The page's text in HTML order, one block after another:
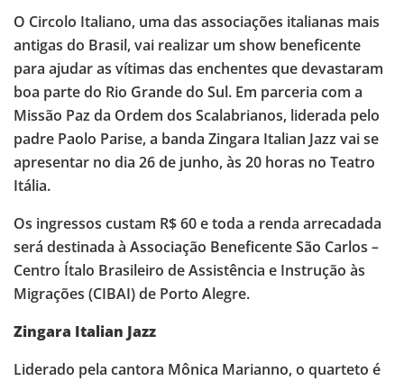
O Circolo Italiano, uma das associações italianas mais
antigas do Brasil, vai realizar um show beneficente
para ajudar as vítimas das enchentes que devastaram
boa parte do Rio Grande do Sul. Em parceria com a
Missão Paz da Ordem dos Scalabrianos, liderada pelo
padre Paolo Parise, a banda Zingara Italian Jazz vai se
apresentar no dia 26 de junho, às 20 horas no Teatro
Itália.
Os ingressos custam R$ 60 e toda a renda arrecadada
será destinada à Associação Beneficente São Carlos –
Centro Ítalo Brasileiro de Assistência e Instrução às
Migrações (CIBAI) de Porto Alegre.
Zingara Italian Jazz
Liderado pela cantora Mônica Marianno, o quarteto é